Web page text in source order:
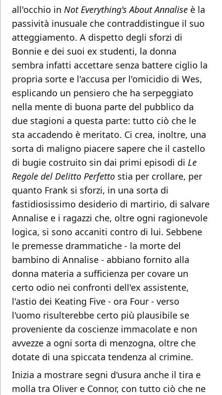
all'occhio in Not Everything's About Annalise è la
passività inusuale che contraddistingue il suo
atteggiamento. A dispetto degli sforzi di
Bonnie e dei suoi ex studenti, la donna
sembra infatti accettare senza battere ciglio la
propria sorte e l'accusa per l'omicidio di Wes,
esplicando un pensiero che ha serpeggiato
nella mente di buona parte del pubblico da
due stagioni a questa parte: tutto ciò che le
sta accadendo è meritato. Ci crea, inoltre, una
sorta di maligno piacere sapere che il castello
di bugie costruito sin dai primi episodi di Le
Regole del Delitto Perfetto stia per crollare, per
quanto Frank si sforzi, in una sorta di
fastidiosissimo desiderio di martirio, di salvare
Annalise e i ragazzi che, oltre ogni ragionevole
logica, si sono accaniti contro di lui. Sebbene
le premesse drammatiche - la morte del
bambino di Annalise - abbiano fornito alla
donna materia a sufficienza per covare un
certo odio nei confronti dell'ex assistente,
l'astio dei Keating Five - ora Four - verso
l'uomo risulterebbe certo più plausibile se
proveniente da coscienze immacolate e non
avvezze a ogni sorta di menzogna, oltre che
dotate di una spiccata tendenza al crimine.
Inizia a mostrare segni d'usura anche il tira e
molla tra Oliver e Connor, con tutto ciò che ne